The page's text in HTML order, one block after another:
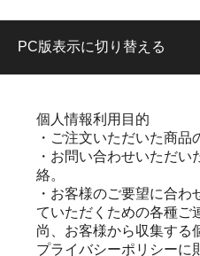
PC版表示に切り替える
個人情報利用目的
・ご注文いただいた商品
・お問い合わせいただ
絡。
・お客様のご要望に合
ていただくための各種ご
尚、お客様から収集する
プライバシーポリシーに